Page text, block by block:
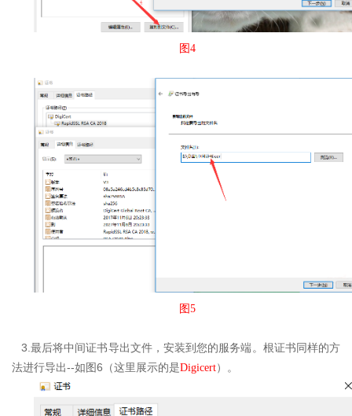
图4
图5
3.最后将中间证书导出文件，安装到您的服务端。根证书同样的方
法进行导出--如图 6 （这里展示的是Digicert）。